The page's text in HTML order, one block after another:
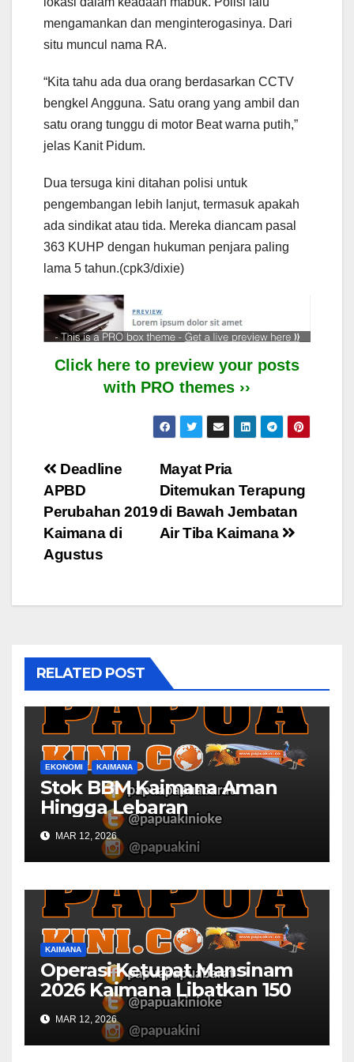
mengamankan dan menginterogasinya. Dari
situ muncul nama RA.
“Kita tahu ada dua orang berdasarkan CCTV
bengkel Angguna. Satu orang yang ambil dan
satu orang tunggu di motor Beat warna putih,”
jelas Kanit Pidum.
Dua tersuga kini ditahan polisi untuk
pengembangan lebih lanjut, termasuk apakah
ada sindikat atau tida. Mereka diancam pasal
363 KUHP dengan hukuman penjara paling
lama 5 tahun.(cpk3/dixie)
Click here to preview your posts
with PRO themes ››
Post
navigation
Mayat Pria
Ditemukan Terapung
di Bawah Jembatan
Air Tiba Kaimana
Deadline
APBD
Perubahan 2019
Kaimana di
Agustus
RELATED POST
EKONOMI KAIMANA
Stok BBM Kaimana Aman
Hingga Lebaran
MAR 12, 2026
KAIMANA
Operasi Ketupat Mansinam
2026 Kaimana Libatkan 150
Personil Gabungan
MAR 12, 2026